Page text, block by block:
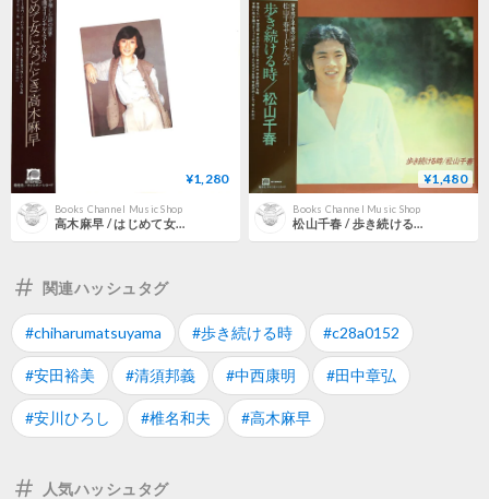
¥1,280
Books Channel Music Shop
高木麻早 / はじめて女になったとき [※国内盤,品番:C25A0002］(LPレコード)
¥1,480
Books Channel Music Shop
関連ハッシュタグ
#chiharumatsuyama #歩き続ける時 #c28a0152
#安田裕美 #清須邦義 #中西康明 #田中章弘
#安川ひろし #椎名和夫 #高木麻早
人気ハッシュタグ